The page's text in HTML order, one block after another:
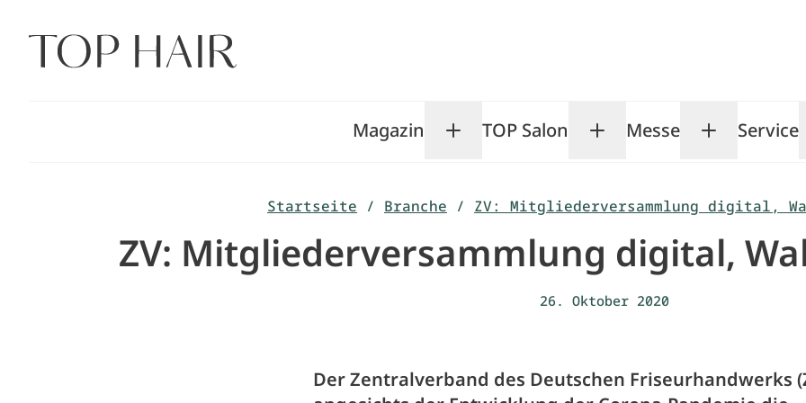
Inhalt
springen
Magazin Toggle Magazin submenu
TOP Salon Toggle TOP Salon
Messe ToggleService
Startseite / Branche / ZV: Mitgliederversammlung digital,
ZV: Mitgliederversammlung digital,
26. Oktober 2020
Der Zentralverband des Deutschen Friseurhandwerks